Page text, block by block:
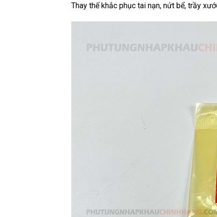
Thay thế khắc phục tai nạn, nứt bể, trầy